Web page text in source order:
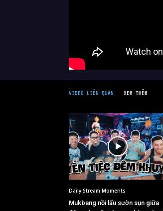
VIDEO LIÊN QUAN XEM THÊM
Daily Stream Moments
Mukbang nồi lẩu sườn sụn giữa